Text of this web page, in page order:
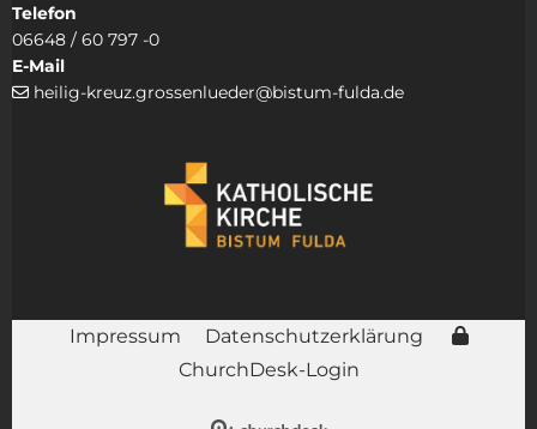
Telefon
06648 / 60 797 -0
E-Mail
 heilig-kreuz.grossenlueder@bistum-fulda.de
Impressum
Datenschutzerklärung
ChurchDesk-Login